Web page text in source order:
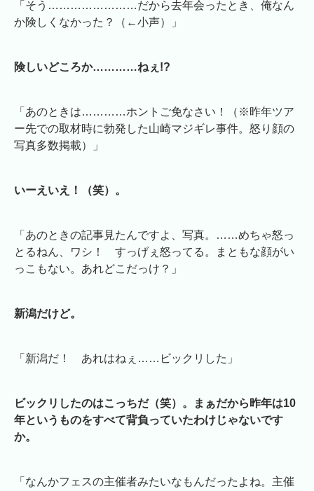
「そう……………………だから去年会ったとき、俺なん
か険しくなかった？（←小声）」
険しいどころか…………ねぇ!?
「あのときは…………ホントご免なさい！（※昨年ツア
ー先での取材時に勃発した山崎マジギレ事件。怒り顔の
写真多数掲載）」
いーえいえ！（笑）。
「あのときの記事見たんですよ、写真。……めちゃ怒っ
とるねん、ワシ！ すっげぇ怒ってる。まともな顔がい
っこもない。あれどこだっけ？」
新潟だけど。
「新潟だ！ あれはねぇ……ビックリした」
ビックリしたのはこっちだ（笑）。まぁだから昨年は10
年というものをすべて背負っていたわけじゃないです
か。
「なんかフェスの主催者みたいなもんだったよね。主催